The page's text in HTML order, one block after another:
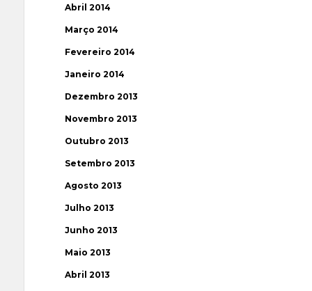
Abril 2014
Março 2014
Fevereiro 2014
Janeiro 2014
Dezembro 2013
Novembro 2013
Outubro 2013
Setembro 2013
Agosto 2013
Julho 2013
Junho 2013
Maio 2013
Abril 2013